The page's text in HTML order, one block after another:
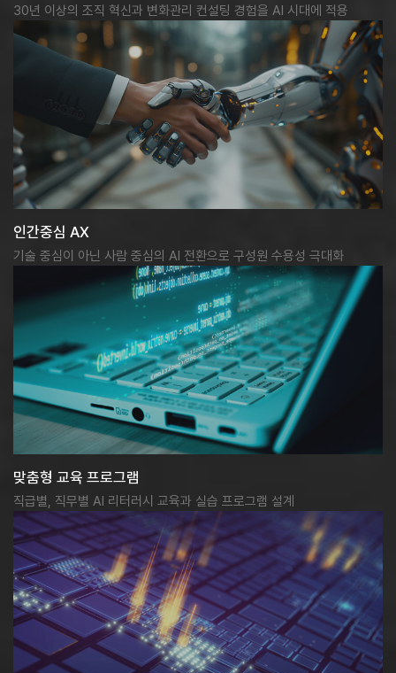
30년 이상의 조직 혁신과 변화관리 컨설팅 경험을 AI 시대에 적용
인간중심 AX
기술 중심이 아닌 사람 중심의 AI 전환으로 구성원 수용성 극대화
맞춤형 교육 프로그램
직급별, 직무별 AI 리터러시 교육과 실습 프로그램 설계